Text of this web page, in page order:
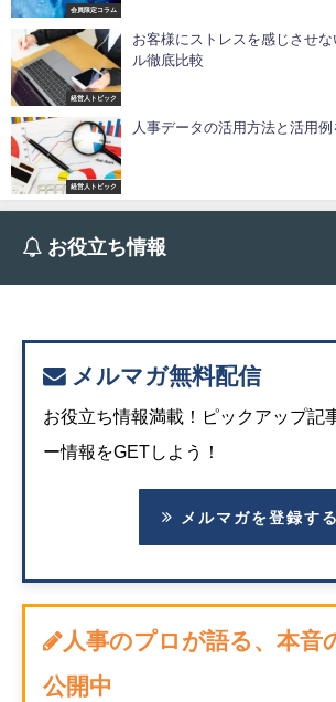
会員限定コラム
経営人トピック
お客様にストレスを感じさせ
ル徹底比較
経営人トピック
人事データの活用方法と活用
お役立ち情報
メルマガ無料配信
お役立ち情報満載！ピックアップ記
ー情報をGETしよう！
メルマガを登録する
人事のプロが語る、本音
公開中